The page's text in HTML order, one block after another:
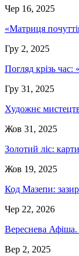
Чер 16, 2025
«Матриця
Гру 2, 2025
Погляд крізь
Гру 31, 2025
Художнє
Жов 31, 2025
Золотий ліс:
Жов 19, 2025
Код Мазепи:
Чер 22, 2026
Вереснева Афіша.
Вер 2, 2025